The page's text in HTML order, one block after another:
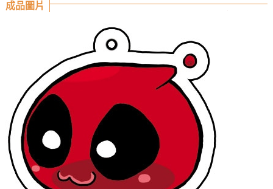
成品圖片